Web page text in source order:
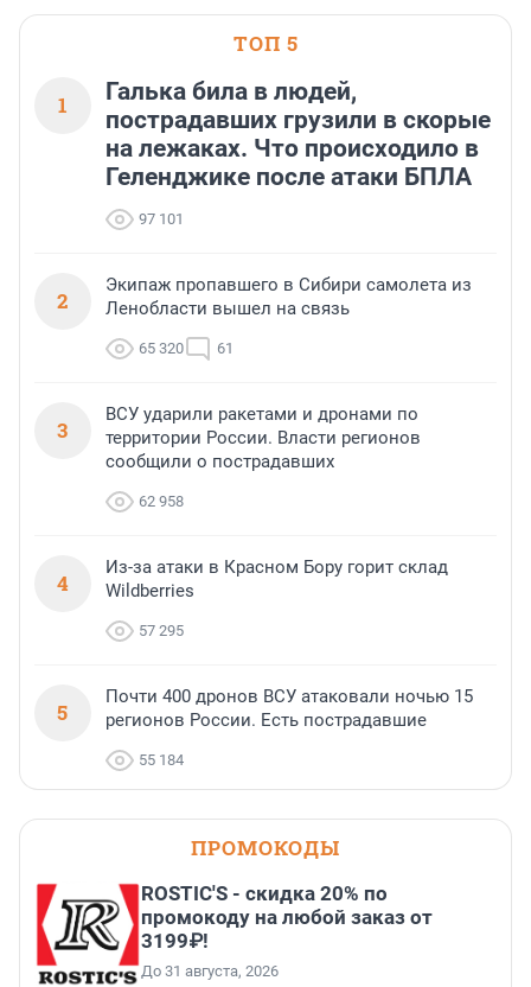
ТОП 5
1
Галька била в людей,
пострадавших грузили в скорые
на лежаках. Что происходило в
Геленджике после атаки БПЛА
97 101
2
Экипаж пропавшего в Сибири самолета из
Ленобласти вышел на связь
65 320 61
3
ВСУ ударили ракетами и дронами по
территории России. Власти регионов
сообщили о пострадавших
62 958
4
Из-за атаки в Красном Бору горит склад
Wildberries
57 295
5
Почти 400 дронов ВСУ атаковали ночью 15
регионов России. Есть пострадавшие
55 184
ПРОМОКОДЫ
ROSTIC'S - скидка 20% по
промокоду на любой заказ от
3199₽!
До 31 августа, 2026